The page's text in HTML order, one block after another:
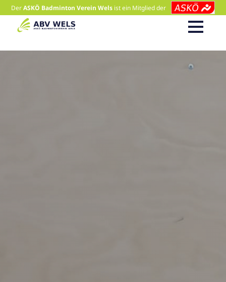
DerASKÖ Badminton Verein Wels ist ein Mitglied der